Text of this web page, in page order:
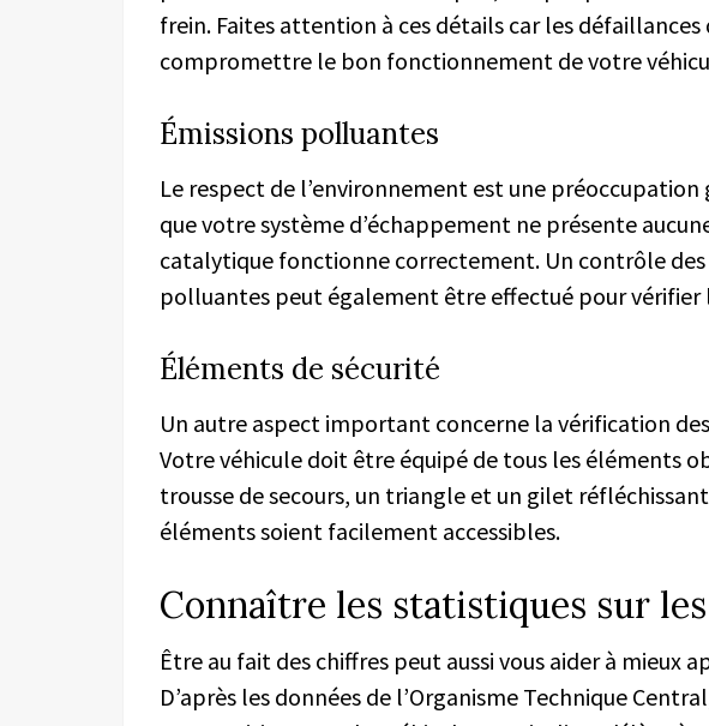
frein. Faites attention à ces détails car les
compromettre le bon fonctionnement de votre
Émissions polluantes
Le respect de l’environnement est une préoccupation
que votre système d’échappement ne présente
catalytique fonctionne correctement. Un contrôle des
polluantes peut également être effectué pour
Éléments de sécurité
Un autre aspect important concerne la vérification
Votre véhicule doit être équipé de tous les éléments
trousse de secours, un triangle et un gilet
éléments soient facilement accessibles.
Connaître les statistiques sur
Être au fait des chiffres peut aussi vous aider à mieux
D’après les données de l’Organisme Technique